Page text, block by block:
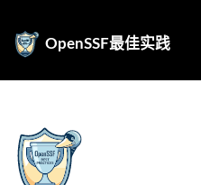
OpenSSF最佳实践